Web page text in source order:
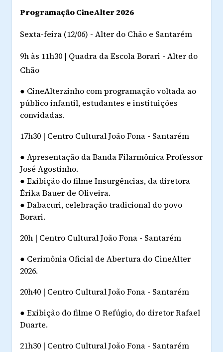
Programação CineAlter 2026
Sexta-feira (12/06) - Alter do Chão e Santarém
9h às 11h30 | Quadra da Escola Borari - Alter do
Chão
● CineAlterzinho com programação voltada ao
público infantil, estudantes e instituições
convidadas.
17h30 | Centro Cultural João Fona - Santarém
● Apresentação da Banda Filarmônica Professor
José Agostinho.
● Exibição do filme Insurgências, da diretora
Érika Bauer de Oliveira.
● Dabacuri, celebração tradicional do povo
Borari.
20h | Centro Cultural João Fona - Santarém
● Cerimônia Oficial de Abertura do CineAlter
2026.
20h40 | Centro Cultural João Fona - Santarém
● Exibição do filme O Refúgio, do diretor Rafael
Duarte.
21h30 | Centro Cultural João Fona - Santarém